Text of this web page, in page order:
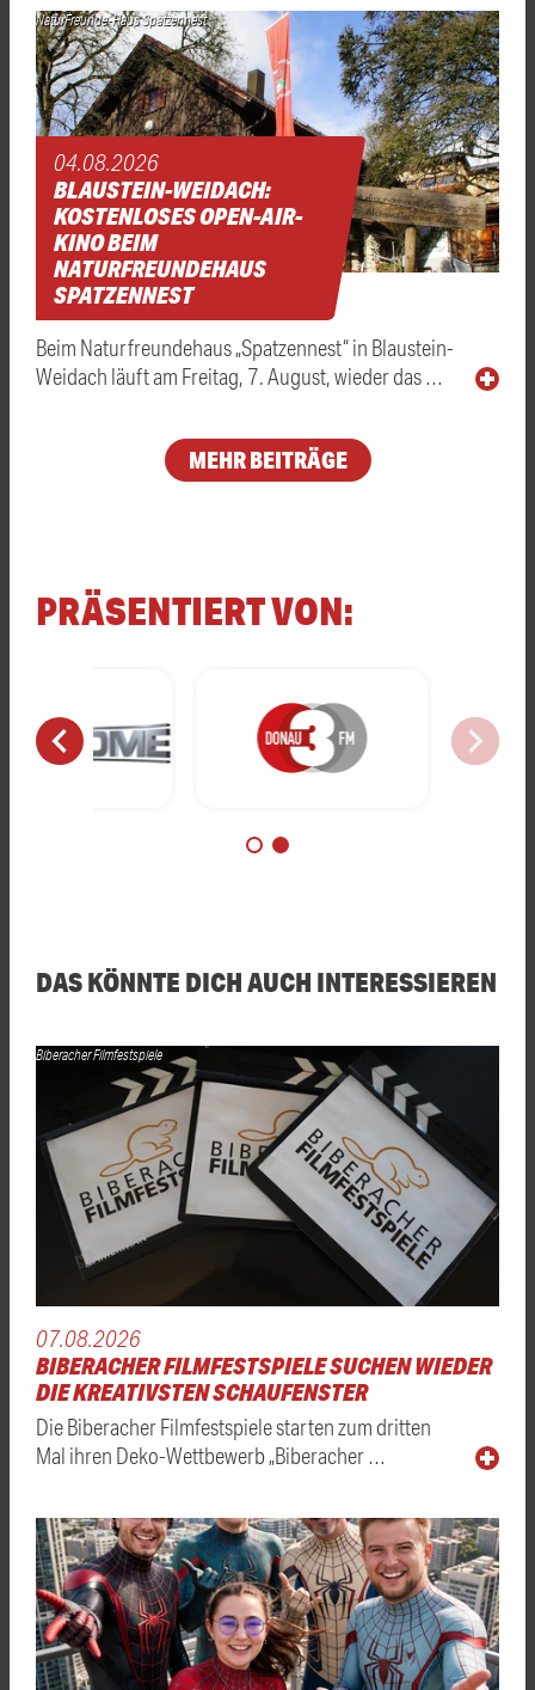
NaturFreunde-Haus Spatzennest
04.08.2026
BLAUSTEIN-WEIDACH:
KOSTENLOSES OPEN-AIR-
KINO BEIM
NATURFREUNDEHAUS
SPATZENNEST
Beim Naturfreundehaus „Spatzennest“ in Blaustein-
Weidach läuft am Freitag, 7. August, wieder das …
MEHR BEITRÄGE
PRÄSENTIERT VON:
chevron_left chevron_right
DAS KÖNNTE DICH AUCH INTERESSIEREN
Biberacher Filmfestspiele
07.08.2026
BIBERACHER FILMFESTSPIELE SUCHEN WIEDER
DIE KREATIVSTEN SCHAUFENSTER
Die Biberacher Filmfestspiele starten zum dritten
Mal ihren Deko-Wettbewerb „Biberacher …